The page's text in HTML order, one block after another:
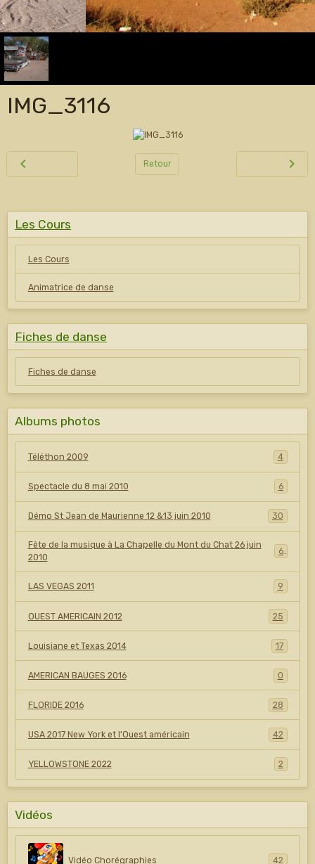
IMG_3116
Retour
Les Cours
Les Cours
Animatrice de danse
Fiches de danse
Fiches de danse
Albums photos
Téléthon 2009 4
Spectacle du 8 mai 2010 6
Démo St Jean de Maurienne 12 &13 juin 2010 30
Fête de la musique à La Chapelle du Mont du Chat 26 juin
2010
6
LAS VEGAS 2011 9
OUEST AMERICAIN 2012 25
Louisiane et Texas 2014 17
AMERICAN BAUGES 2016 0
FLORIDE 2016 28
USA 2017 New York et l'Ouest américain 42
YELLOWSTONE 2022 2
Vidéos
Vidéo Chorégraphies 42